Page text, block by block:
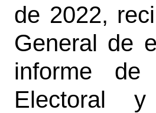
de 2022,
General de
informe
Electoral